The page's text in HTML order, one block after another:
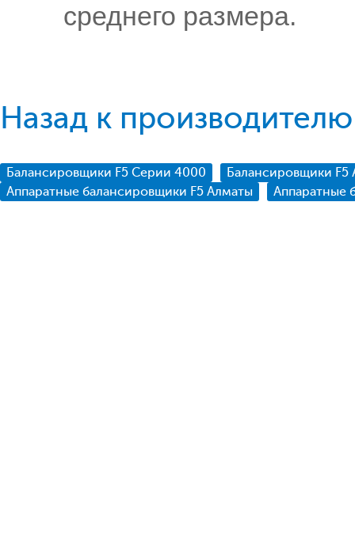
среднего размера.
Назад к
Балансировщики F5 Серии 4000
Балансировщики F5
Аппаратные балансировщики F5 Алматы
Аппаратные